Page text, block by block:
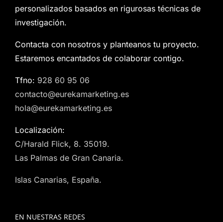
personalizados basados en rigurosas técnicas de
investigación.
Contacta con nosotros y planteanos tu proyecto.
Estaremos encantados de colaborar contigo.
Tfno: 928 60 95 06
contacto@eurekamarketing.es
hola@eurekamarketing.es
Localización:
C/Harald Flick, 8. 35019.
Las Palmas de Gran Canaria.
Islas Canarias, España.
EN NUESTRAS REDES